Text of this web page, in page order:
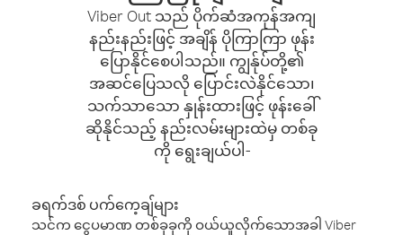
Viber Out သည် ပိုက်ဆံအကုန်အကျ
နည်းနည်းဖြင့် အချိန် ပိုကြာကြာ ဖုန်း
ပြောနိုင်စေပါသည်။ ကျွန်ုပ်တို့၏
အဆင်ပြေသလို ပြောင်းလဲနိုင်သော၊
သက်သာသော နှုန်းထားဖြင့် ဖုန်းခေါ်
ဆိုနိုင်သည့် နည်းလမ်းများထဲမှ တစ်ခု
ကို ရွေးချယ်ပါ-
ခရက်ဒစ် ပက်ကေ့ချ်များ
သင်က ငွေပမာဏ တစ်ခုခုကို ဝယ်ယူလိုက်သောအခါ Viber